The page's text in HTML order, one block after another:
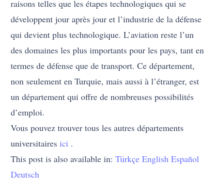
raisons telles que les étapes technologiques qui se
développent jour après jour et l’industrie de la défense
qui devient plus technologique. L’aviation reste l’un
des domaines les plus importants pour les pays, tant en
termes de défense que de transport. Ce département,
non seulement en Turquie, mais aussi à l’étranger, est
un département qui offre de nombreuses possibilités
d’emploi.
Vous pouvez trouver tous les autres départements
universitairesici .
This post is also available in:Türkçe English Español
Deutsch